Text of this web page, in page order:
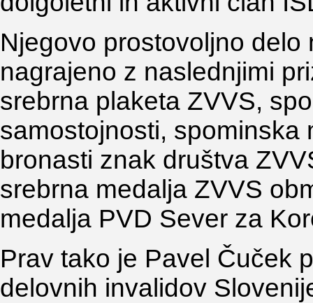
Njegovo prostovoljno
nagrajeno z naslednjimi
srebrna plaketa ZVVS,
samostojnosti, spominska
bronasti znak društva
srebrna medalja ZVVS
medalja PVD Sever za
Prav tako je Pavel Čuček
delovnih invalidov